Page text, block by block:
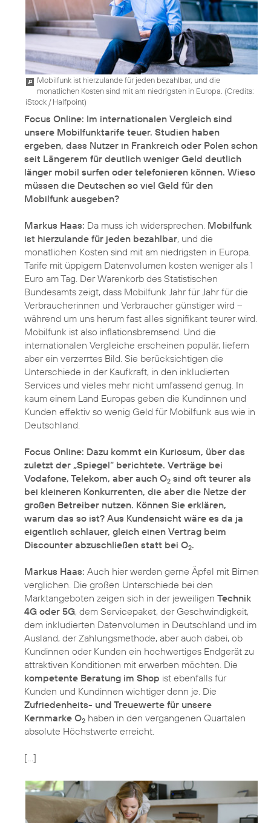
Mobilfunk ist hierzulande für jeden bezahlbar, und die
monatlichen Kosten sind mit am niedrigsten in Europa. (Credits:
iStock / Halfpoint)
Focus Online: Im internationalen Vergleich sind
unsere Mobilfunktarife teuer. Studien haben
ergeben, dass Nutzer in Frankreich oder Polen schon
seit Längerem für deutlich weniger Geld deutlich
länger mobil surfen oder telefonieren können. Wieso
müssen die Deutschen so viel Geld für den
Mobilfunk ausgeben?
Markus Haas: Da muss ich widersprechen. Mobilfunk
ist hierzulande für jeden bezahlbar, und die
monatlichen Kosten sind mit am niedrigsten in Europa.
Tarife mit üppigem Datenvolumen kosten weniger als 1
Euro am Tag. Der Warenkorb des Statistischen
Bundesamts zeigt, dass Mobilfunk Jahr für Jahr für die
Verbraucherinnen und Verbraucher günstiger wird –
während um uns herum fast alles signifikant teurer wird.
Mobilfunk ist also inflationsbremsend. Und die
internationalen Vergleiche erscheinen populär, liefern
aber ein verzerrtes Bild. Sie berücksichtigen die
Unterschiede in der Kaufkraft, in den inkludierten
Services und vieles mehr nicht umfassend genug. In
kaum einem Land Europas geben die Kundinnen und
Kunden effektiv so wenig Geld für Mobilfunk aus wie in
Deutschland.
Focus Online: Dazu kommt ein Kuriosum, über das
zuletzt der „Spiegel“ berichtete. Verträge bei
Vodafone, Telekom, aber auch O2 sind oft teurer als
bei kleineren Konkurrenten, die aber die Netze der
großen Betreiber nutzen. Können Sie erklären,
warum das so ist? Aus Kundensicht wäre es da ja
eigentlich schlauer, gleich einen Vertrag beim
Discounter abzuschließen statt bei O2.
Markus Haas: Auch hier werden gerne Äpfel mit Birnen
verglichen. Die großen Unterschiede bei den
Marktangeboten zeigen sich in der jeweiligen Technik
4G oder 5G, dem Servicepaket, der Geschwindigkeit,
dem inkludierten Datenvolumen in Deutschland und im
Ausland, der Zahlungsmethode, aber auch dabei, ob
Kundinnen oder Kunden ein hochwertiges Endgerät zu
attraktiven Konditionen mit erwerben möchten. Die
kompetente Beratung im Shop ist ebenfalls für
Kunden und Kundinnen wichtiger denn je. Die
Zufriedenheits- und Treuewerte für unsere
Kernmarke O2 haben in den vergangenen Quartalen
absolute Höchstwerte erreicht.
[…]